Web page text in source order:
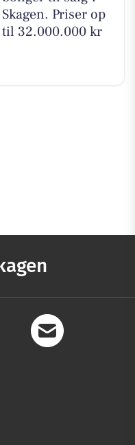
Skagen. Priser op
til 32.000.000 kr